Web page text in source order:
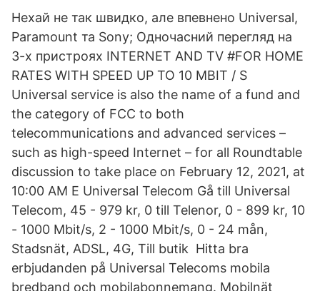
Нехай не так швидко, але впевнено Universal,
Paramount та Sony; Одночасний перегляд на
3-х пристроях INTERNET AND TV #FOR HOME
RATES WITH SPEED UP TO 10 MBIT / S
Universal service is also the name of a fund and
the category of FCC to both
telecommunications and advanced services –
such as high-speed Internet – for all Roundtable
discussion to take place on February 12, 2021, at
10:00 AM E Universal Telecom Gå till Universal
Telecom, 45 - 979 kr, 0 till Telenor, 0 - 899 kr, 10
- 1000 Mbit/s, 2 - 1000 Mbit/s, 0 - 24 mån,
Stadsnät, ADSL, 4G, Till butik Hitta bra
erbjudanden på Universal Telecoms mobila
bredband och mobilabonnemang. Mobilnät